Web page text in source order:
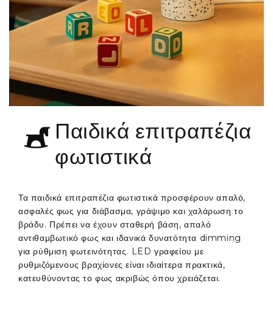
Παιδικά επιτραπέζια
φωτιστικά
Τα παιδικά επιτραπέζια φωτιστικά προσφέρουν απαλό,
ασφαλές φως για διάβασμα, γράψιμο και χαλάρωση το
βράδυ. Πρέπει να έχουν σταθερή βάση, απαλό
αντιθαμβωτικό φως και ιδανικά δυνατότητα dimming
για ρύθμιση φωτεινότητας. LED γραφείου με
ρυθμιζόμενους βραχίονες είναι ιδιαίτερα πρακτικά,
κατευθύνοντας το φως ακριβώς όπου χρειάζεται.